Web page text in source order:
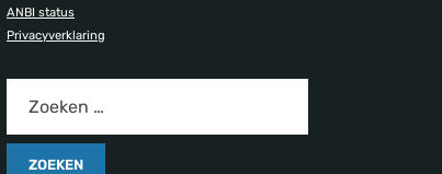
ANBI status
Privacyverklaring